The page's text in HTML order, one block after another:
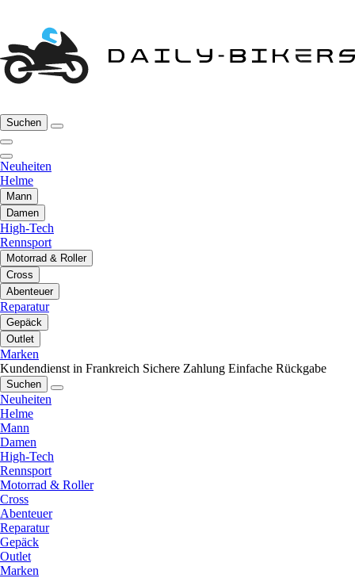
Suchen
Neuheiten
Helme
Mann
Damen
High-Tech
Rennsport
Motorrad & Roller
Cross
Abenteuer
Reparatur
Gepäck
Outlet
Marken
Kundendienst in Frankreich Sichere Zahlung Einfache Rückgabe
Suchen
Neuheiten
Helme
Mann
Damen
High-Tech
Rennsport
Motorrad & Roller
Cross
Abenteuer
Reparatur
Gepäck
Outlet
Marken